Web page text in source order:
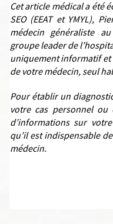
Cet article médical a été
SEO (EEAT et YMYL),
médecin généraliste
groupe leader de
uniquement informatif et
de votre médecin, seul
Pour établir un
votre cas personnel
d’informations sur
qu’il est indispensable
médecin.